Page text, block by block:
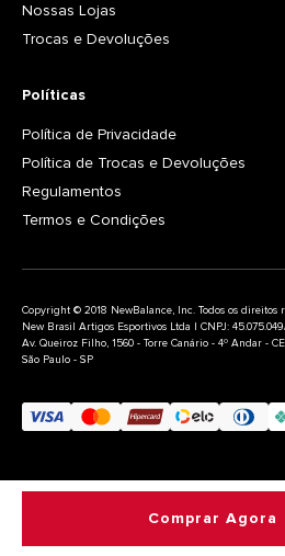
Comprar Agora
Nossas Lojas
Trocas e Devoluções
Políticas
Política de Privacidade
Política de Trocas e Devoluções
Regulamentos
Termos e Condições
Copyright © 2018 NewBalance, Inc. Todos os direitos
New Brasil Artigos Esportivos Ltda | CNPJ: 45.075.049/
Av. Queiroz Filho, 1560 - Torre Canário - 4º Andar -
São Paulo - SP